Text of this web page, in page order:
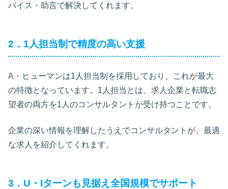
バイス・助言で解決してくれます。
2．1人担当制で精度の高い支援
A・ヒューマンは1人担当制を採用しており、これが最大
の特徴となっています。1人担当とは、求人企業と転職志
望者の両方を1人のコンサルタントが受け持つことです。
企業の深い情報を理解したうえでコンサルタントが、最適
な求人を紹介してくれます。
3．U・Iターンも見据え全国規模でサポート